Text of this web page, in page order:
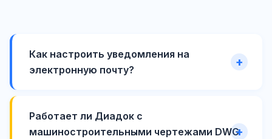
Как настроить уведомления на
электронную почту?
Работает ли Диадок с
машиностроительными чертежами DWG